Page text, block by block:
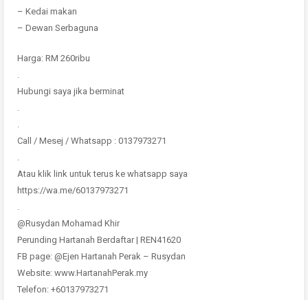
– Kedai makan
– Dewan Serbaguna
Harga: RM 260ribu
.
Hubungi saya jika berminat
.
.
Call / Mesej / Whatsapp : 0137973271
.
Atau klik link untuk terus ke whatsapp saya
https://wa.me/60137973271
.
@Rusydan Mohamad Khir
Perunding Hartanah Berdaftar | REN41620
FB page: @Ejen Hartanah Perak – Rusydan
Website: www.HartanahPerak.my
Telefon: +60137973271